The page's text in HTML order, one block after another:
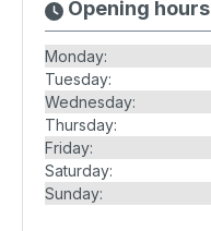
Opening hours
Monday:
Tuesday:
Wednesday:
Thursday:
Friday:
Saturday:
Sunday: